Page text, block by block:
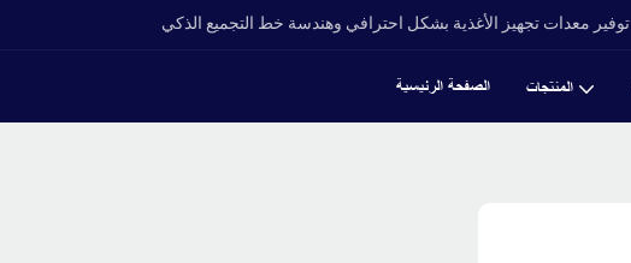
توفير معدات تجهيز الأغذية بشكل احترافي وهندسة خط التجميع الذكي
الصفحة الرئيسية المنتجات